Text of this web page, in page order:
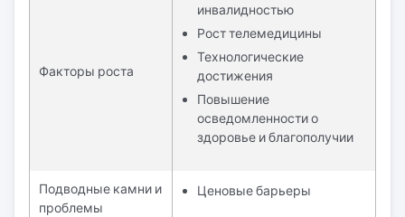
Факторы роста
инвалидностью
Рост телемедицины
Технологические
достижения
Повышение
осведомленности о
здоровье и благополучии
Подводные камни и
проблемы
Ценовые барьеры